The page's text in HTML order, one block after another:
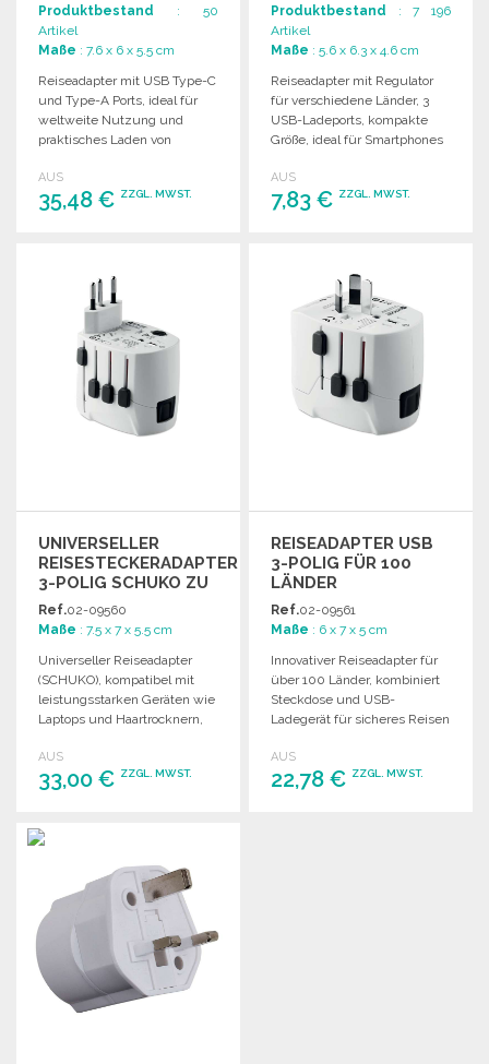
Produktbestand : 50
Artikel
Maße : 7.6 x 6 x 5.5 cm
Reiseadapter mit USB Type-C
und Type-A Ports, ideal für
weltweite Nutzung und
praktisches Laden von
AUS
35,48 € ZZGL. MWST.
Angebot anfordern
Produktbestand : 7 196
Artikel
Maße : 5.6 x 6.3 x 4.6 cm
Reiseadapter mit Regulator
für verschiedene Länder, 3
USB-Ladeports, kompakte
Größe, ideal für Smartphones
AUS
7,83 € ZZGL. MWST.
Angebot anfordern
UNIVERSELLER
REISESTECKERADAPTER
3-POLIG SCHUKO ZU
GROSSHANDELSPREISEN
Ref.02-09560
Maße : 7.5 x 7 x 5.5 cm
Universeller Reiseadapter
(SCHUKO), kompatibel mit
leistungsstarken Geräten wie
Laptops und Haartrocknern,
Sicherheitsstandards.
AUS
33,00 € ZZGL. MWST.
REISEADAPTER USB
3-POLIG FÜR 100
LÄNDER
Ref.02-09561
Maße : 6 x 7 x 5 cm
Innovativer Reiseadapter für
über 100 Länder, kombiniert
Steckdose und USB-
Ladegerät für sicheres Reisen
AUS
22,78 € ZZGL. MWST.